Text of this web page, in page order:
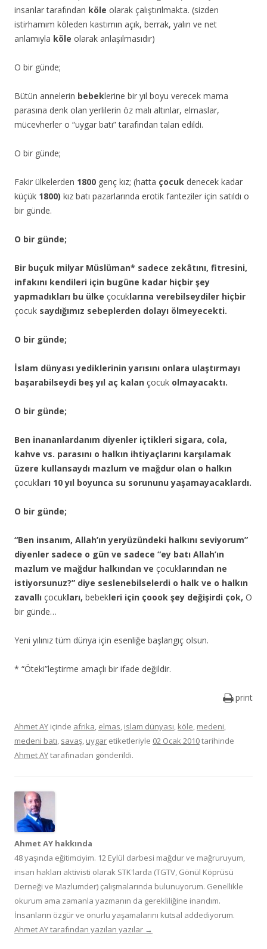
insanlar tarafından köle olarak çalıştırılmakta. (sizden
istirhamım köleden kastımın açık, berrak, yalın ve net
anlamıyla köle olarak anlaşılmasıdır)
O bir günde;
Bütün annelerin bebeklerine bir yıl boyu verecek mama
parasına denk olan yerlilerin öz malı altınlar, elmaslar,
mücevherler o “uygar batı” tarafından talan edildi.
O bir günde;
Fakir ülkelerden 1800 genç kız; (hatta çocuk denecek kadar
küçük 1800) kız batı pazarlarında erotik fanteziler için satıldı o
bir günde.
O bir günde;
Bir buçuk milyar Müslüman* sadece zekâtını, fitresini,
infakını kendileri için bugüne kadar hiçbir şey
yapmadıkları bu ülke çocuklarına verebilseydiler hiçbir
çocuk saydığımız sebeplerden dolayı ölmeyecekti.
O bir günde;
İslam dünyası yediklerinin yarısını onlara ulaştırmayı
başarabilseydi beş yıl aç kalan çocuk olmayacaktı.
O bir günde;
Ben inananlardanım diyenler içtikleri sigara, cola,
kahve vs. parasını o halkın ihtiyaçlarını karşılamak
üzere kullansaydı mazlum ve mağdur olan o halkın
çocukları 10 yıl boyunca su sorununu yaşamayacaklardı.
O bir günde;
“Ben insanım, Allah’ın yeryüzündeki halkını seviyorum”
diyenler sadece o gün ve sadece “ey batı Allah’ın
mazlum ve mağdur halkından ve çocuklarından ne
istiyorsunuz?” diye seslenebilselerdi o halk ve o halkın
zavallı çocukları, bebekleri için çoook şey değişirdi çok, O
bir günde…
Yeni yılınız tüm dünya için esenliğe başlangıç olsun.
* “Öteki”leştirme amaçlı bir ifade değildir.
print
Ahmet AY içinde afrika, elmas, islam dünyası, köle, medeni,
medeni batı, savaş, uygar etiketleriyle 02 Ocak 2010tarihinde
Ahmet AYtarafınadan gönderildi.
Ahmet AY hakkında
48 yaşında eğitimciyim. 12 Eylül darbesi mağdur ve mağruruyum,
insan hakları aktivisti olarak STK'larda (TGTV, Gönül Köprüsü
Derneği ve Mazlumder) çalışmalarında bulunuyorum. Genellikle
okurum ama zamanla yazmanın da gerekliliğine inandım.
İnsanların özgür ve onurlu yaşamalarını kutsal addediyorum.
Ahmet AY tarafından yazılan yazılar →